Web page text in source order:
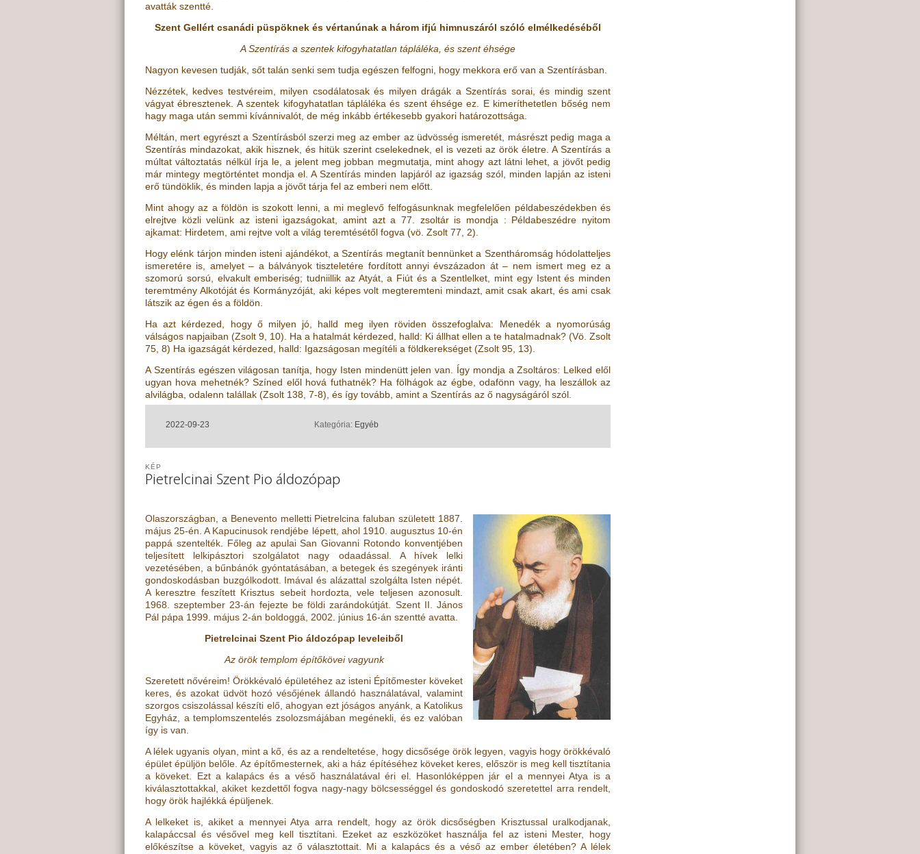
avatták szentté.
Szent Gellért csanádi püspöknek és vértanúnak a három ifjú himnuszáról szóló elmélkedéséből
A Szentírás a szentek kifogyhatatlan tápláléka, és szent éhsége
Nagyon kevesen tudják, sőt talán senki sem tudja egészen felfogni, hogy mekkora erő van a Szentírásban.
Nézzétek, kedves testvéreim, milyen csodálatosak és milyen drágák a Szentírás sorai, és mindig szent
vágyat ébresztenek. A szentek kifogyhatatlan tápláléka és szent éhsége ez. E kimeríthetetlen bőség nem
hagy maga után semmi kívánnivalót, de még inkább értékesebb gyakori határozottsága.
Méltán, mert egyrészt a Szentírásból szerzi meg az ember az üdvösség ismeretét, másrészt pedig maga a
Szentírás mindazokat, akik hisznek, és hitük szerint cselekednek, el is vezeti az örök életre. A Szentírás a
múltat változtatás nélkül írja le, a jelent meg jobban megmutatja, mint ahogy azt látni lehet, a jövőt pedig
már mintegy megtörténtet mondja el. A Szentírás minden lapjáról az igazság szól, minden lapján az isteni
erő tündöklik, és minden lapja a jövőt tárja fel az emberi nem előtt.
Mint ahogy az a földön is szokott lenni, a mi meglevő felfogásunknak megfelelően példabeszédekben és
elrejtve közli velünk az isteni igazságokat, amint azt a 77. zsoltár is mondja : Példabeszédre nyitom
ajkamat: Hirdetem, ami rejtve volt a világ teremtésétől fogva (vö. Zsolt 77, 2)
Hogy elénk tárjon minden isteni ajándékot, a Szentírás megtanít bennünket a Szentháromság hódolatteljes
ismeretére is, amelyet – a bálványok tiszteletére fordított annyi évszázadon át – nem ismert meg ez a
szomorú sorsú, elvakult emberiség; tudniillik az Atyát, a Fiút és a Szentlelket, mint egy Istent és minden
teremtmény Alkotóját és Kormányzóját, aki képes volt megteremteni mindazt, amit csak akart, és ami csak
látszik az égen és a földön.
Ha azt kérdezed, hogy ő milyen jó, halld meg ilyen röviden összefoglalva: Menedék a nyomorúság
válságos napjaiban (Zsolt 9, 10) . Ha a hatalmát kérdezed, halld: Ki állhat ellen a te hatalmadnak? (Vö. Zsolt
75, 8) Ha igazságát kérdezed, halld: Igazságosan megítéli a földkerekséget (Zsolt 95, 13)
A Szentírás egészen világosan tanítja, hogy Isten mindenütt jelen van. Így mondja a Zsoltáros: Lelked elől
ugyan hova mehetnék? Színed elől hová futhatnék? Ha fölhágok az égbe, odafönn vagy, ha leszállok az
alvilágba, odalenn talállak (Zsolt 138, 7-8) , és így tovább, amint a Szentírás az ő nagyságáról szól.
2022-09-23 Kategória: Egyéb
Pietrelcinai Szent Pio áldozópap
KÉP
Olaszországban, a Benevento melletti Pietrelcina faluban született 1887.
május 25-én. A Kapucinusok rendjébe lépett, ahol 1910. augusztus 10-én
pappá szentelték. Főleg az apulai San Giovanni Rotondo konventjében
teljesített lelkipásztori szolgálatot nagy odaadással. A hívek lelki
vezetésében, a bűnbánók gyóntatásában, a betegek és szegények iránti
gondoskodásban buzgólkodott. Imával és alázattal szolgálta Isten népét.
A keresztre feszített Krisztus sebeit hordozta, vele teljesen azonosult.
1968. szeptember 23-án fejezte be földi zarándokútját. Szent II. János
Pál pápa 1999. május 2-án boldoggá, 2002. június 16-án szentté avatta.
Pietrelcinai Szent Pio áldozópap leveleiből
Az örök templom építőkövei vagyunk
Szeretett nővéreim! Örökkévaló épületéhez az isteni Építőmester köveket
keres, és azokat üdvöt hozó vésőjének állandó használatával, valamint
szorgos csiszolással készíti elő, ahogyan ezt jóságos anyánk, a Katolikus
Egyház, a templomszentelés zsolozsmájában megénekli, és ez valóban
így is van.
A lélek ugyanis olyan, mint a kő, és az a rendeltetése, hogy dicsősége örök legyen, vagyis hogy örökkévaló
épület épüljön belőle. Az építőmesternek, aki a ház építéséhez köveket keres, először is meg kell tisztítania
a köveket. Ezt a kalapács és a véső használatával éri el. Hasonlóképpen jár el a mennyei Atya is a
kiválasztottakkal, akiket kezdettől fogva nagy-nagy bölcsességgel és gondoskodó szeretettel arra rendelt,
hogy örök hajlékká épüljenek.
A lelkeket is, akiket a mennyei Atya arra rendelt, hogy az örök dicsőségben Krisztussal uralkodjanak,
kalapáccsal és vésővel meg kell tisztítani. Ezeket az eszközöket használja fel az isteni Mester, hogy
előkészítse a köveket, vagyis az ő választottait. Mi a kalapács és a véső az ember életében? A lélek